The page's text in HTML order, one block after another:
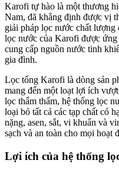
Karofi tự hào là một thương
Nam, đã khẳng định được vị
giải pháp lọc nước chất lượng
lọc nước của Karofi được
cung cấp nguồn nước tinh
gia đình.
Lọc tổng Karofi là dòng sản
mang đến một loạt lợi ích
lọc thẩm thấm, hệ thống lọc
loại bỏ tất cả các tạp chất có
nặng, asen, sắt, vi khuẩn và
sạch và an toàn cho mọi hoạt
Lợi ích của hệ thống